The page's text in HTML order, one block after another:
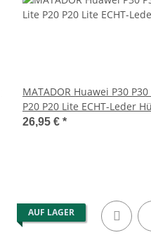
MATADOR Huawei P30 P30
P20 P20 Lite ECHT-Leder
Tasche Braun
26,95 € *
AUF LAGER